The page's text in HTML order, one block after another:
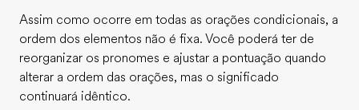
Assim como ocorre em todas as orações condicionais, a
ordem dos elementos não é fixa. Você poderá ter de
reorganizar os pronomes e ajustar a pontuação quando
alterar a ordem das orações, mas o significado
continuará idêntico.